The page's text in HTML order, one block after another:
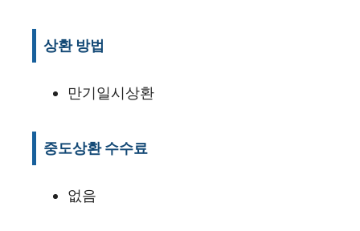
상환 방법
만기일시상환
중도상환 수수료
없음